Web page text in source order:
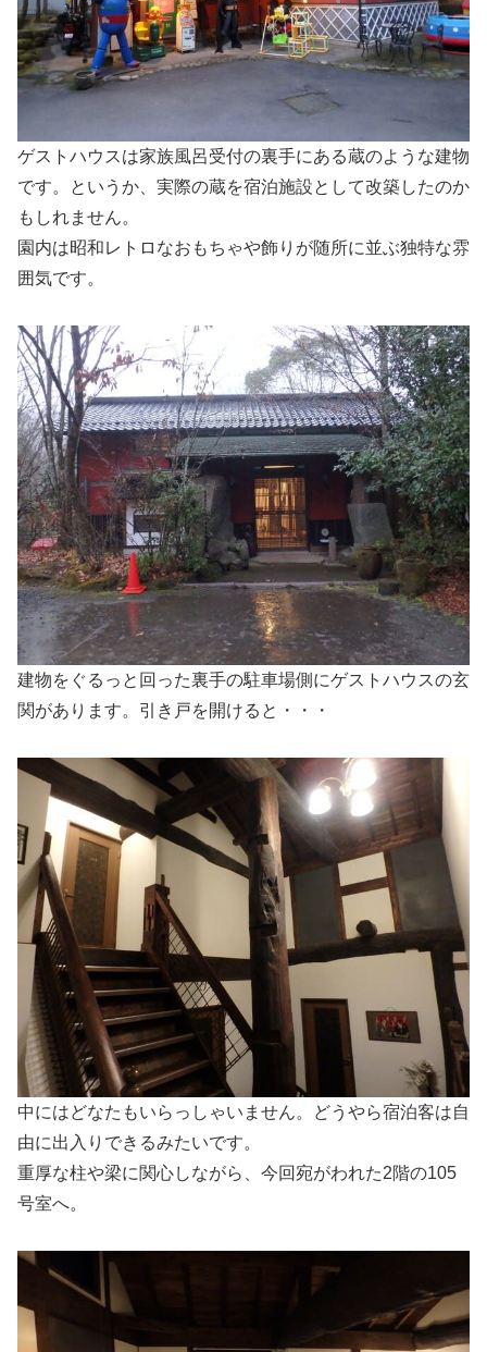
ゲストハウスは家族風呂受付の裏手にある蔵のような建物
です。というか、実際の蔵を宿泊施設として改築したのか
もしれません。
園内は昭和レトロなおもちゃや飾りが随所に並ぶ独特な雰
囲気です。
建物をぐるっと回った裏手の駐車場側にゲストハウスの玄
関があります。引き戸を開けると・・・
中にはどなたもいらっしゃいません。どうやら宿泊客は自
由に出入りできるみたいです。
重厚な柱や梁に関心しながら、今回宛がわれた2階の105
号室へ。